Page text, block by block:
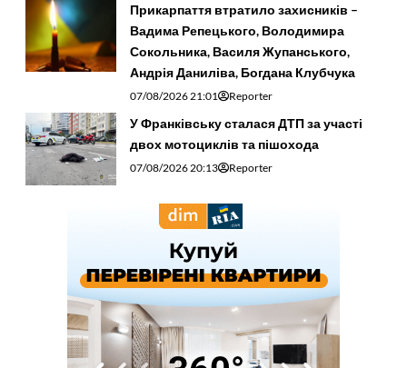
Прикарпаття втратило захисників –
Вадима Репецького, Володимира
Сокольника, Василя Жупанського,
Андрія Даниліва, Богдана Клубчука
07/08/2026 21:01 Reporter
У Франківську сталася ДТП за участі
двох мотоциклів та пішохода
07/08/2026 20:13 Reporter